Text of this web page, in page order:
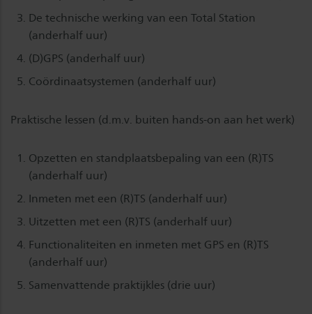
De technische werking van een Total Station
(anderhalf uur)
(D)GPS (anderhalf uur)
Coördinaatsystemen (anderhalf uur)
Praktische lessen (d.m.v. buiten hands-on aan het werk)
Opzetten en standplaatsbepaling van een (R)TS
(anderhalf uur)
Inmeten met een (R)TS (anderhalf uur)
Uitzetten met een (R)TS (anderhalf uur)
Functionaliteiten en inmeten met GPS en (R)TS
(anderhalf uur)
Samenvattende praktijkles (drie uur)